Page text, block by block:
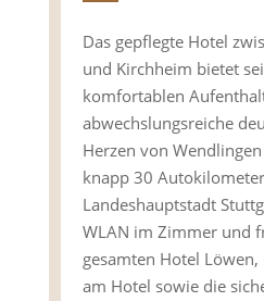
Das gepflegte Hotel
und Kirchheim bietet
komfortablen
abwechslungsreiche
Herzen von
knapp 30
Landeshauptstadt
WLAN im Zimmer und
gesamten Hotel
am Hotel sowie die